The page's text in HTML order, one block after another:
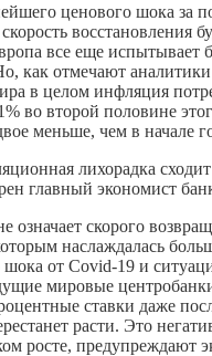
ценового шока за
восстановления
все еще испытывает
как отмечают
в целом инфляция
во второй половине
меньше, чем в начале
лихорадка
главный экономист
означает скорого
наслаждалась
шока от Covid-19 и
мировые
ставки даже
расти. Это
росте, предупреждают